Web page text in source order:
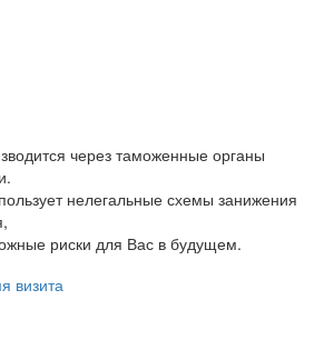
через таможенные органы
нелегальные схемы занижения
риски для Вас в будущем.
визита